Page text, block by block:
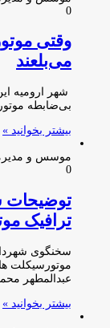
0
وقتی
می‌بلعند
شهر ارومیه
بی‌ضابطه
بیشتر بخوانید »
موسس و
0
توضیحات
ترافیک
سخنگوی
موتورسیکلت
عبدالمطهر
بیشتر بخوانید »